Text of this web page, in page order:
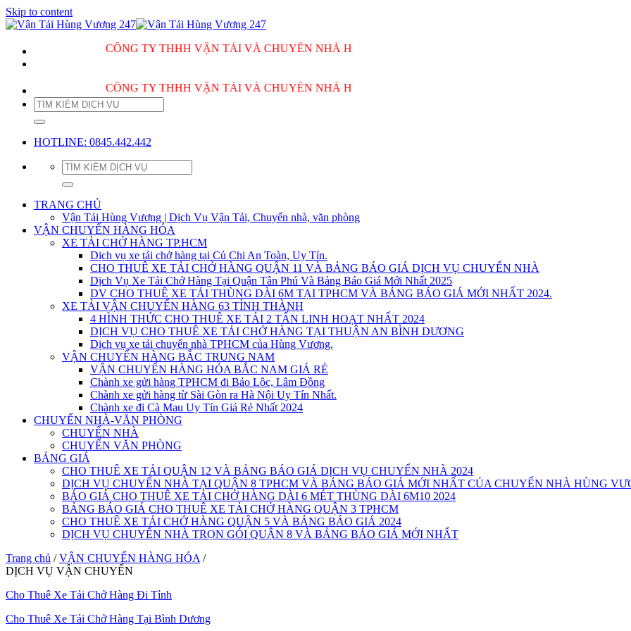
Skip to content
CÔNG TY THHH VẬN TẢI VÀ CHUYỂN NHÀ HÙNG VƯƠNG PHỤC VỤ 24/7
CÔNG TY THHH VẬN TẢI VÀ CHUYỂN NHÀ HÙNG VƯƠNG PHỤC VỤ 24/7
HOTLINE: 0845.442.442
TRANG CHỦ
Vận Tải Hùng Vương | Dịch Vụ Vận Tải, Chuyển nhà, văn phòng
VẬN CHUYỂN HÀNG HÓA
XE TẢI CHỞ HÀNG TP.HCM
Dịch vụ xe tải chở hàng tại Củ Chi An Toàn, Uy Tín.
CHO THUÊ XE TẢI CHỞ HÀNG QUẬN 11 VÀ BẢNG BÁO GIÁ DỊCH VỤ CHUYỂN NHÀ
Dịch Vụ Xe Tải Chở Hàng Tại Quận Tân Phú Và Bảng Báo Giá Mới Nhất 2025
DV CHO THUÊ XE TẢI THÙNG DÀI 6M TẠI TPHCM VÀ BẢNG BÁO GIÁ MỚI NHẤT 2024.
XE TẢI VẬN CHUYỂN HÀNG 63 TỈNH THÀNH
4 HÌNH THỨC CHO THUÊ XE TẢI 2 TẤN LINH HOẠT NHẤT 2024
DỊCH VỤ CHO THUÊ XE TẢI CHỞ HÀNG TẠI THUẬN AN BÌNH DƯƠNG
Dịch vụ xe tải chuyển nhà TPHCM của Hùng Vương.
VẬN CHUYỂN HÀNG BẮC TRUNG NAM
VẬN CHUYỂN HÀNG HÓA BẮC NAM GIÁ RẺ
Chành xe gửi hàng TPHCM đi Bảo Lộc, Lâm Đồng
Chành xe gửi hàng từ Sài Gòn ra Hà Nội Uy Tín Nhất.
Chành xe đi Cà Mau Uy Tín Giá Rẻ Nhất 2024
CHUYỂN NHÀ-VĂN PHÒNG
CHUYỂN NHÀ
CHUYỂN VĂN PHÒNG
BẢNG GIÁ
CHO THUÊ XE TẢI QUẬN 12 VÀ BẢNG BÁO GIÁ DỊCH VỤ CHUYỂN NHÀ 2024
DỊCH VỤ CHUYỂN NHÀ TẠI QUẬN 8 TPHCM VÀ BẢNG BÁO GIÁ MỚI NHẤT CỦA CHUYỂN NHÀ HÙNG
BÁO GIÁ CHO THUÊ XE TẢI CHỞ HÀNG DÀI 6 MÉT THÙNG DÀI 6M10 2024
BẢNG BÁO GIÁ CHO THUÊ XE TẢI CHỞ HÀNG QUẬN 3 TPHCM
CHO THUÊ XE TẢI CHỞ HÀNG QUẬN 5 VÀ BẢNG BÁO GIÁ 2024
DỊCH VỤ CHUYỂN NHÀ TRỌN GÓI QUẬN 8 VÀ BẢNG BÁO GIÁ MỚI NHẤT
Trang chủ / VẬN CHUYỂN HÀNG HÓA /
DỊCH VỤ VẬN CHUYỂN
Cho Thuê Xe Tải Chở Hàng Đi Tỉnh
Cho Thuê Xe Tải Chở Hàng Tại Bình Dương